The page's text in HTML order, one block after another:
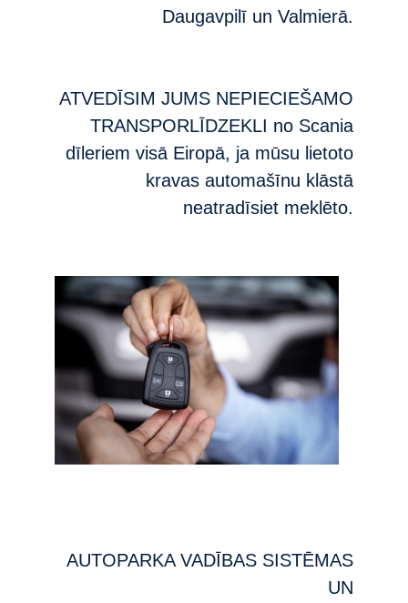
Daugavpilī un Valmierā.
ATVEDĪSIM JUMS NEPIECIEŠAMO
TRANSPORLĪDZEKLI no Scania
dīleriem visā Eiropā, ja mūsu lietoto
kravas automašīnu klāstā
neatradīsiet meklēto.
AUTOPARKA VADĪBAS SISTĒMAS
UN